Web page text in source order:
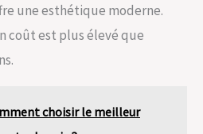
une esthétique moderne.
coût est plus élevé que
choisir le meilleur